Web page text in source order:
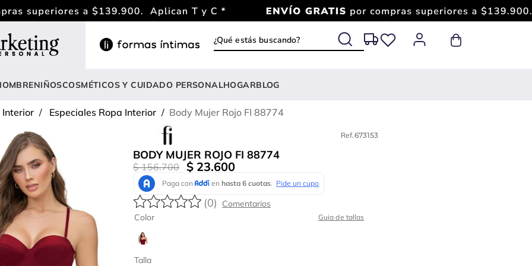
¿Qué estás buscando?
NIÑOSCOSMÉTICOS Y CUIDADO PERSONALHOGARBLOG
Interior Especiales Ropa Interior Body Mujer Rojo FI 88774
Ref.673153
BODY MUJER ROJO FI 88774
$ 156.700 $ 23.600
(0)
Talla
Color Guia de tallas
blusas